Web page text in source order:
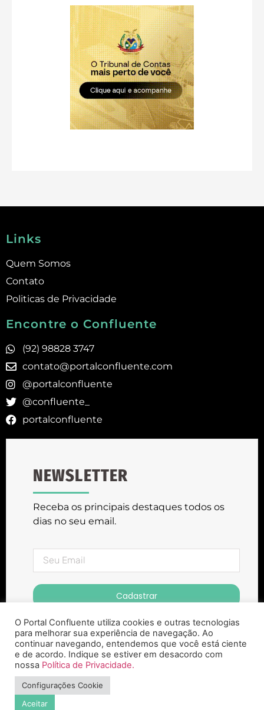
Links
Quem Somos
Contato
Politicas de Privacidade
Encontre o Confluente
(92) 98828 3747
contato@portalconfluente.com
@portalconfluente
@confluente_
portalconfluente
NEWSLETTER
Receba os principais destaques todos os
dias no seu email.
Cadastrar
Portal Confluente ® Copyright 2023. Todos
os Direitos Reservados
O Portal Confluente utiliza cookies e outras tecnologias
para melhorar sua experiência de navegação. Ao
continuar navegando, entendemos que você está ciente
e de acordo. Indique se estiver em desacordo com
nossa Política de Privacidade.
Configurações Cookie
Aceitar